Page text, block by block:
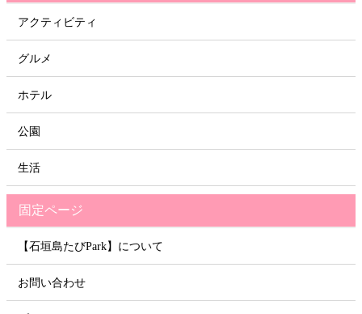
アクティビティ
グルメ
ホテル
公園
生活
固定ページ
【石垣島たびPark】について
お問い合わせ